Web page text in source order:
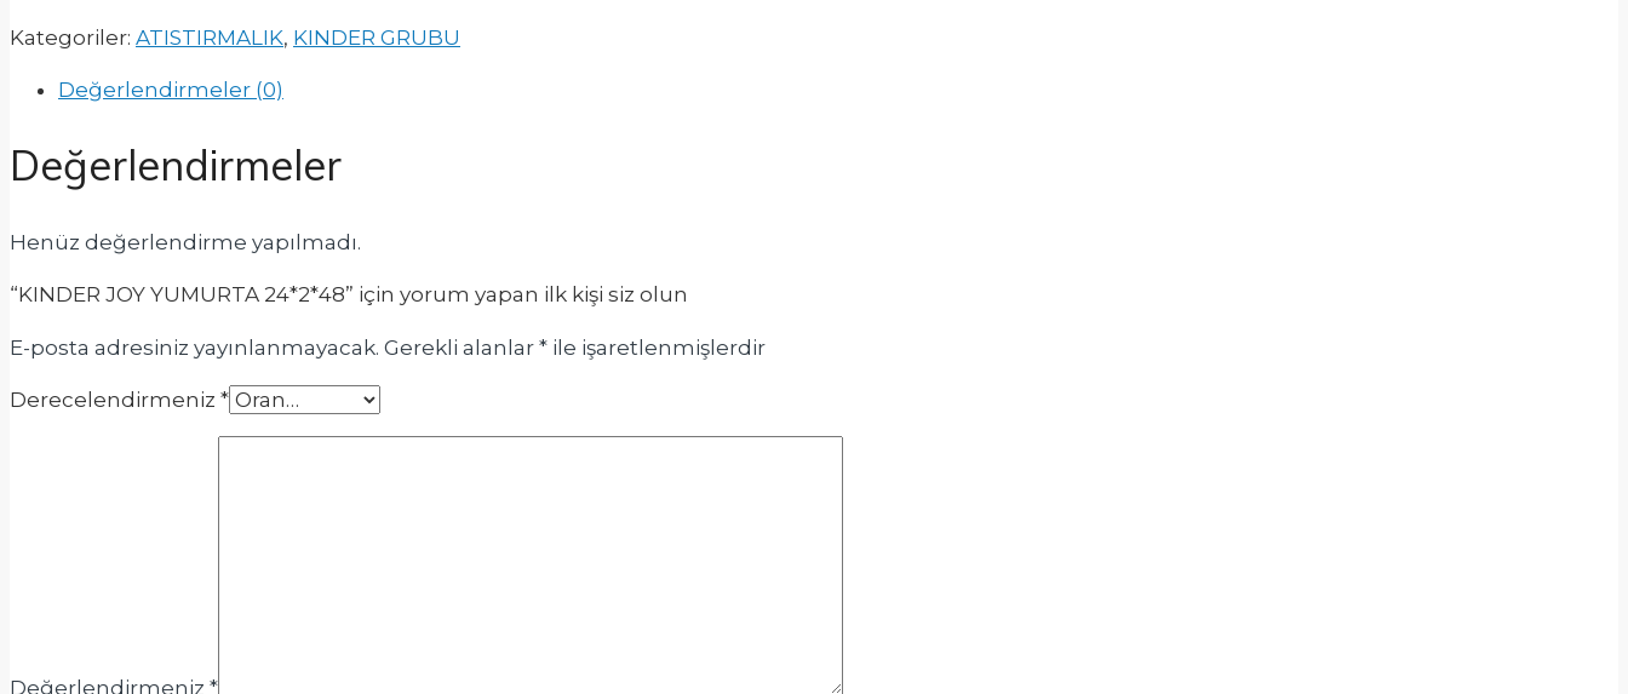
Kategoriler: ATISTIRMALIK, KINDER GRUBU
Değerlendirmeler (0)
Değerlendirmeler
Henüz değerlendirme yapılmadı.
“KINDER JOY YUMURTA 24*2*48” için yorum yapan ilk kişi siz olun
E-posta adresiniz yayınlanmayacak. Gerekli alanlar * ile işaretlenmişlerdir
Derecelendirmeniz *
Değerlendirmeniz *